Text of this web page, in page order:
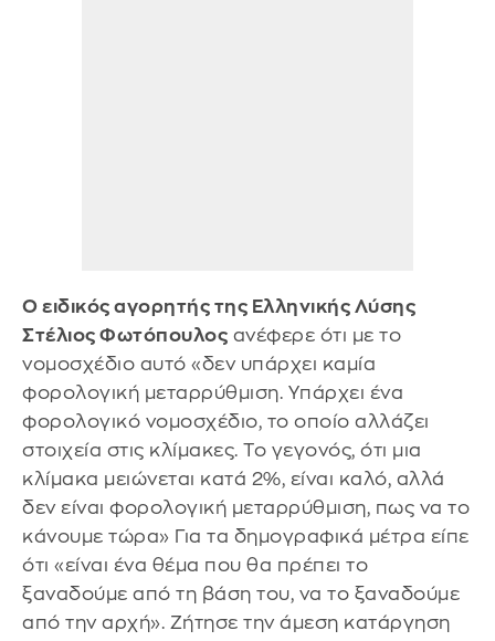
Ο ειδικός αγορητής της Ελληνικής Λύσης
Στέλιος Φωτόπουλος ανέφερε ότι με το
νομοσχέδιο αυτό «δεν υπάρχει καμία
φορολογική μεταρρύθμιση. Υπάρχει ένα
φορολογικό νομοσχέδιο, το οποίο αλλάζει
στοιχεία στις κλίμακες. Το γεγονός, ότι μια
κλίμακα μειώνεται κατά 2%, είναι καλό, αλλά
δεν είναι φορολογική μεταρρύθμιση, πως να το
κάνουμε τώρα» Για τα δημογραφικά μέτρα είπε
ότι «είναι ένα θέμα που θα πρέπει το
ξαναδούμε από τη βάση του, να το ξαναδούμε
από την αρχή». Ζήτησε την άμεση κατάργηση